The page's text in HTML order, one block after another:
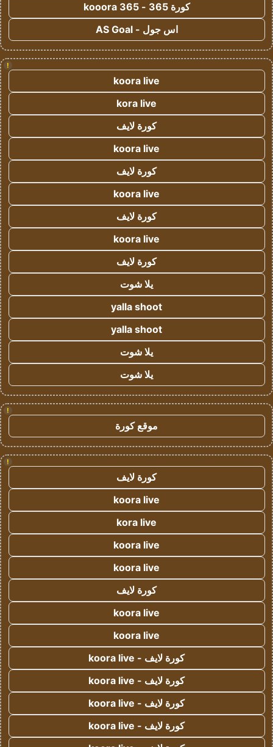
كورة 365 - kooora 365
اس جول - AS Goal
!
koora live
kora live
كورة لايف
koora live
كورة لايف
koora live
كورة لايف
koora live
كورة لايف
يلا شوت
yalla shoot
yalla shoot
يلا شوت
يلا شوت
!
موقع كورة
!
كورة لايف
koora live
kora live
koora live
koora live
كورة لايف
koora live
koora live
كورة لايف - koora live
كورة لايف - koora live
كورة لايف - koora live
كورة لايف - koora live